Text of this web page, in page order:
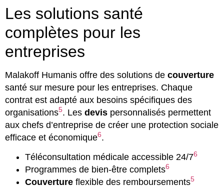
Les solutions santé
complètes pour les
entreprises
Malakoff Humanis offre des solutions de couverture
santé sur mesure pour les entreprises. Chaque
contrat est adapté aux besoins spécifiques des
organisations5. Les devis personnalisés permettent
aux chefs d’entreprise de créer une protection sociale
efficace et économique6.
Téléconsultation médicale accessible 24/76
Programmes de bien-être complets6
Couverture flexible des remboursements5